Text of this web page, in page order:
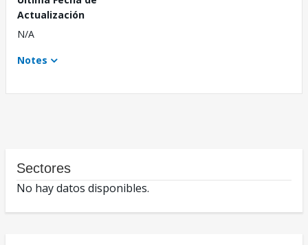
Actualización
N/A
Notes
Sectores
No hay datos disponibles.